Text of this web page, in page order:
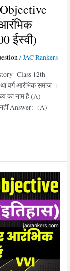
आरंभिक
ईस्वी)
/JAC Rankers
Class 12th
वर्ग आरंभिक समाज ।
का नाम है (A)
Answer:- (A)